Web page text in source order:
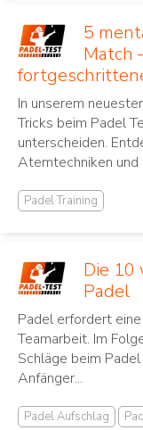
5
Match
In unserem
Tricks beim Padel
unterscheiden.
Atemtechniken und
Padel Training
Die 10
Padel
Padel erfordert
Teamarbeit. Im
Schläge beim
Anfänger...
Padel Aufschlag